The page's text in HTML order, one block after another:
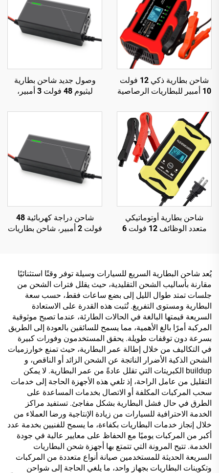
شاحن بطارية ذكي 12 فولت
10 أمبير للبطاريات الرصاصية
14.6 فولت، مع إصلاح نبضي،
معتمد من CE وROHS، نوع
كهربائي للبطارية 12 فولت
وصول جديد شاحن بطارية
ليثيوم 48 فولت 3 أمبير،
48 فولت، 54.6 فولت، 58.8
واط تيار مستمر
شاحن بطارية أوتوماتيكي
متعدد الوظائف 12 فولت 6
والسكوتر، مع شاشة LCD
وحماية OTP، كهربائي
شاحن دراجة كهربائية 48
فولت 2 أمبير، شاحن بطاريات
58.8 فولت مع منفذ خرج تيار
مستمر 150 واط
يُعد شاحن البطارية السريع للسيارات وسيلة توفر وقتًا استثنائيًا
مقارنة بأساليب الشحن التقليدية، حيث يقلل فترات الشحن من
جلسات تمتد طوال الليل إلى بضع ساعات فقط، حسب سعة
البطارية ومستوى التفريغ. تُثبت هذه القدرة على الاستعادة
السريعة قيمتها البالغة في الحالات الطارئة، عندما تصبح موثوقية
المركبة أمرًا بالغ الأهمية، مما يسمح للسائقين بالعودة إلى الطريق
بسرعة دون توقفات طويلة. يحقق المستخدمون وفورات كبيرة
في التكاليف من خلال إطالة عمر البطارية، حيث تمنع خوارزميات
الشحن الذكية الأضرار الناتجة عن الشحن الزائد أو الناقص، و
buildup الكبريتات التي تقلل عادةً من عمر البطارية. لا يمكن
التقليل من عامل الراحة، إذ تلغي هذه الأجهزة الحاجة إلى خدمات
سحب المركبات المكلفة أو الاتصال بخدمات المساعدة على
الطرق في حال فشل البطارية بشكل مفاجئ. تستفيد مراكز
الخدمة الاحترافية للسيارات من زيادة الإنتاجية ورضا العملاء من
خلال إنجاز خدمات البطاريات بكفاءة، ما يسمح للفنيين بخدمة عدد
أكبر من المركبات يوميًا مع الحفاظ على معايير عالية في جودة
الخدمة. تتيح المرونة التي تتمتع بها أجهزة شحن البطاريات
السريعة الحديثة للمستخدمين صيانة أنواع متعددة من المركبات
وتكوينات البطاريات بجهاز واحد، ما يلغي الحاجة إلى شواحن